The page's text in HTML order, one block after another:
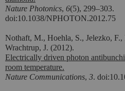
Nature Photonics, 6(5), 299–303.
doi:10.1038/NPHOTON.2012.75
Nothaft, M., Hoehla, S., Jelezko,
Wrachtrup, J. (2012).
Electrically driven photon
room temperature.
Nature Communications, 3.